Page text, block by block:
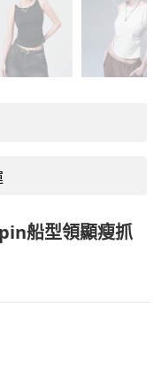
船型領顯瘦抓